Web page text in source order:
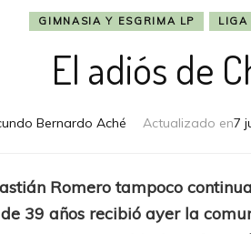
GIMNASIA Y ESGRIMA LP LIGA
El adiós de
Bernardo Aché Actualizado en7
Romero tampoco
39 años recibió ayer la